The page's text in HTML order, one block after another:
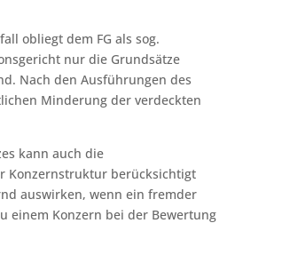
obliegt dem FG als sog.
nur die Grundsätze
Nach den Ausführungen des
Minderung der verdeckten
kann auch die
Konzernstruktur berücksichtigt
auswirken, wenn ein fremder
einem Konzern bei der Bewertung